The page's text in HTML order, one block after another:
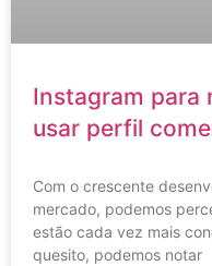
Instagram para
usar perfil
Com o crescente
mercado, podemos
estão cada vez mais
quesito, podemos notar